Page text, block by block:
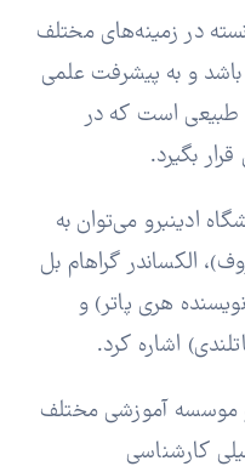
در زمینه‌های مختلف
و به پیشرفت علمی
طبیعی است که در
ادینبرو می‌توان به
الکساندر گراهام بل
هری پاتر) و
اشاره کرد.
20 دانشکده و موسسه آموزشی مختلف
کارشناسی